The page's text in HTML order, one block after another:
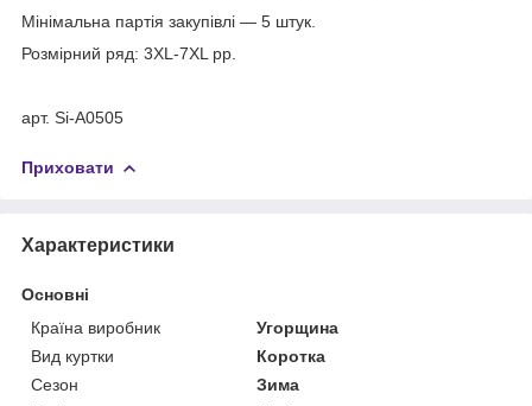
Мінімальна партія закупівлі — 5 штук.
Розмірний ряд: 3XL-7XL рр.
арт. Si-A0505
Приховати
Характеристики
Основні
Країна виробник
Угорщина
Вид куртки
Коротка
Сезон
Зима